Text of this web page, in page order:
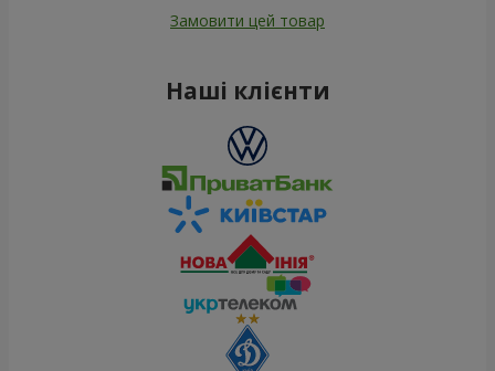
Замовити цей товар
Наші клієнти